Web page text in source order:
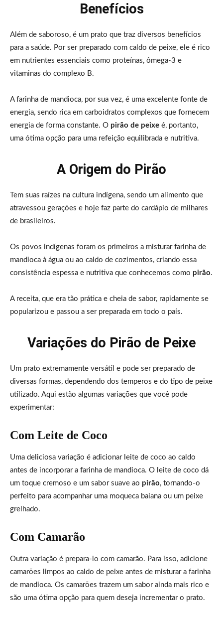
Benefícios
Além de saboroso, é um prato que traz diversos benefícios
para a saúde. Por ser preparado com caldo de peixe, ele é rico
em nutrientes essenciais como proteínas, ômega-3 e
vitaminas do complexo B.
A farinha de mandioca, por sua vez, é uma excelente fonte de
energia, sendo rica em carboidratos complexos que fornecem
energia de forma constante. O pirão de peixe é, portanto,
uma ótima opção para uma refeição equilibrada e nutritiva.
A Origem do Pirão
Tem suas raízes na cultura indígena, sendo um alimento que
atravessou gerações e hoje faz parte do cardápio de milhares
de brasileiros.
Os povos indígenas foram os primeiros a misturar farinha de
mandioca à água ou ao caldo de cozimentos, criando essa
consistência espessa e nutritiva que conhecemos como pirão.
A receita, que era tão prática e cheia de sabor, rapidamente se
popularizou e passou a ser preparada em todo o país.
Variações do Pirão de Peixe
Um prato extremamente versátil e pode ser preparado de
diversas formas, dependendo dos temperos e do tipo de peixe
utilizado. Aqui estão algumas variações que você pode
experimentar:
Com Leite de Coco
Uma deliciosa variação é adicionar leite de coco ao caldo
antes de incorporar a farinha de mandioca. O leite de coco dá
um toque cremoso e um sabor suave ao pirão, tornando-o
perfeito para acompanhar uma moqueca baiana ou um peixe
grelhado.
Com Camarão
Outra variação é prepara-lo com camarão. Para isso, adicione
camarões limpos ao caldo de peixe antes de misturar a farinha
de mandioca. Os camarões trazem um sabor ainda mais rico e
são uma ótima opção para quem deseja incrementar o prato.